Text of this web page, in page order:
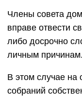
Члены совета
вправе отвести
либо досрочно
личным причинам.
В этом случае
собраний